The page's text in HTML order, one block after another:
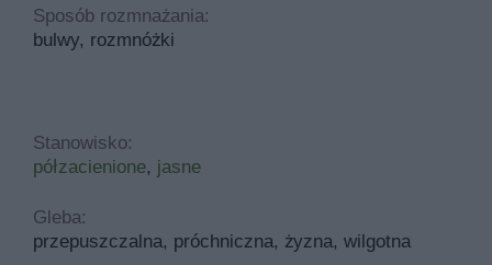
Sposób rozmnażania:
bulwy, rozmnóżki
Stanowisko:
półzacienione, jasne
Gleba:
przepuszczalna, próchniczna, żyzna, wilgotna